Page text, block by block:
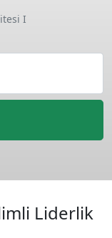
I
Liderlik